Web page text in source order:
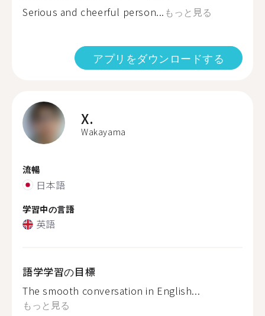
Serious and cheerful person... もっと見る
アプリをダウンロードする
X.
Wakayama
流暢
日本語
学習中の言語
英語
語学学習の目標
The smooth conversation in English...
もっと見る